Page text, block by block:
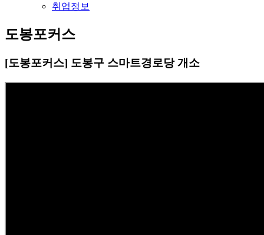
취업정보
도봉포커스
[도봉포커스] 도봉구 스마트경로당 개소